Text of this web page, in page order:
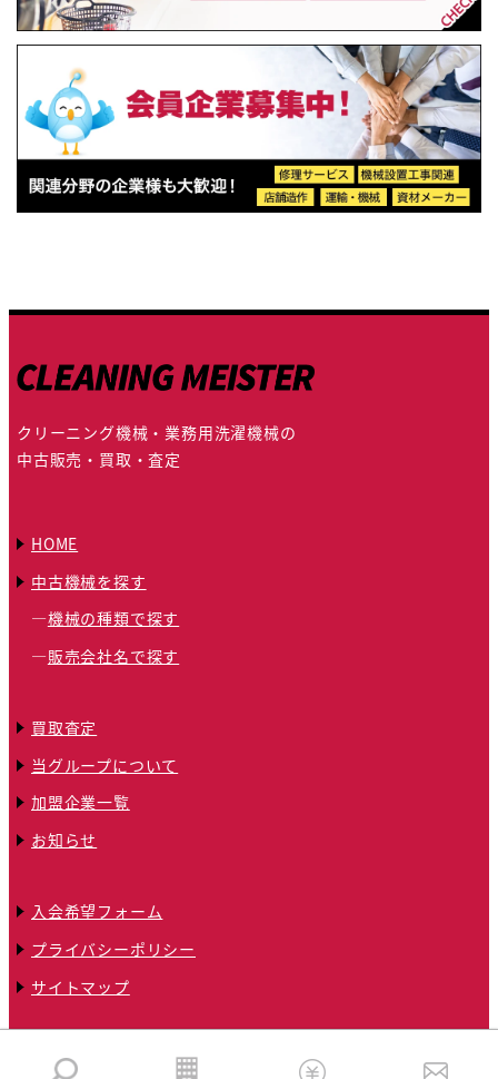
クリーニング機械・業務用洗濯機械の
中古販売・買取・査定
HOME
中古機械を探す
機械の種類で探す
販売会社名で探す
買取査定
当グループについて
加盟企業一覧
お知らせ
入会希望フォーム
プライバシーポリシー
サイトマップ
© 2024 全国クリーニング機械トータルネットワークグループ